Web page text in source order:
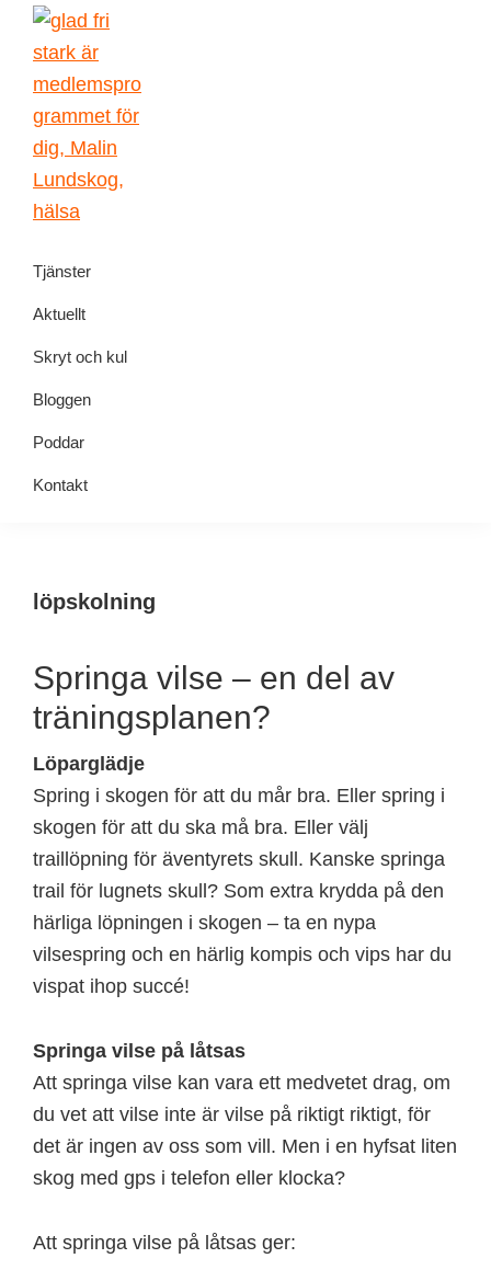
Skip
primary
navigation
Skip
main
content
Skip
primary
sidebar
Skip
footer
Lundskog
och
livsglädje
Tjänster
Aktuellt
Skryt och kul
Bloggen
Poddar
Kontakt
löpskolning
Springa vilse – en del av
träningsplanen?
Löparglädje
Spring i skogen för att du mår bra. Eller spring i
skogen för att du ska må bra. Eller välj
traillöpning för äventyrets skull. Kanske springa
trail för lugnets skull? Som extra krydda på den
härliga löpningen i skogen – ta en nypa
vilsespring och en härlig kompis och vips har du
vispat ihop succé!
Springa vilse på låtsas
Att springa vilse kan vara ett medvetet drag, om
du vet att vilse inte är vilse på riktigt riktigt, för
det är ingen av oss som vill. Men i en hyfsat liten
skog med gps i telefon eller klocka?
Att springa vilse på låtsas ger: